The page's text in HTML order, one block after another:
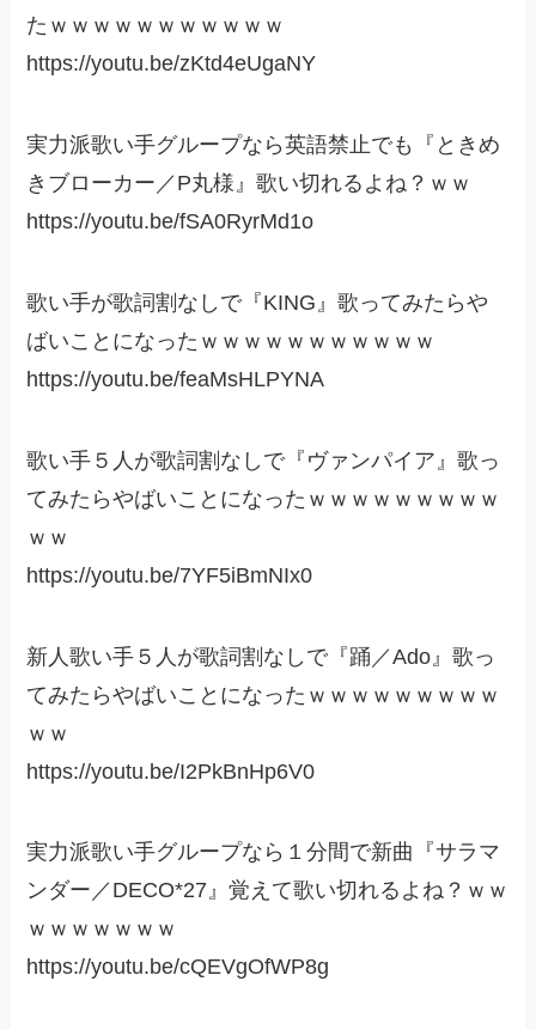
たｗｗｗｗｗｗｗｗｗｗｗ
https://youtu.be/zKtd4eUgaNY
実力派歌い手グループなら英語禁止でも『ときめ
きブローカー／P丸様』歌い切れるよね？ｗｗ
https://youtu.be/fSA0RyrMd1o
歌い手が歌詞割なしで『KING』歌ってみたらや
ばいことになったｗｗｗｗｗｗｗｗｗｗｗ
https://youtu.be/feaMsHLPYNA
歌い手５人が歌詞割なしで『ヴァンパイア』歌っ
てみたらやばいことになったｗｗｗｗｗｗｗｗｗ
ｗｗ
https://youtu.be/7YF5iBmNIx0
新人歌い手５人が歌詞割なしで『踊／Ado』歌っ
てみたらやばいことになったｗｗｗｗｗｗｗｗｗ
ｗｗ
https://youtu.be/I2PkBnHp6V0
実力派歌い手グループなら１分間で新曲『サラマ
ンダー／DECO*27』覚えて歌い切れるよね？ｗｗ
ｗｗｗｗｗｗｗ
https://youtu.be/cQEVgOfWP8g